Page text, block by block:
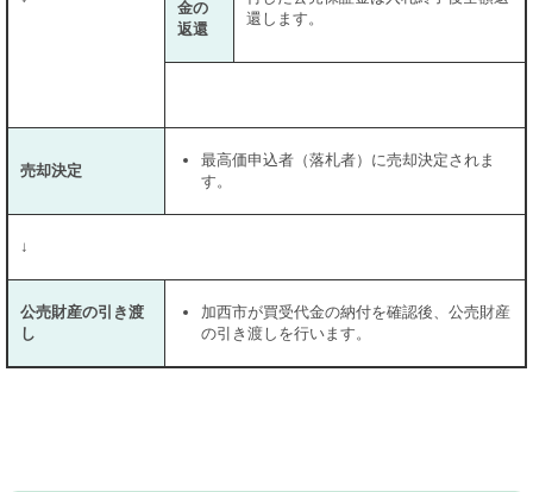
金の
返還
還します。
売却決定
最高価申込者（落札者）に売却決定されま
す。
↓
公売財産の引き渡
し
加西市が買受代金の納付を確認後、公売財産
の引き渡しを行います。